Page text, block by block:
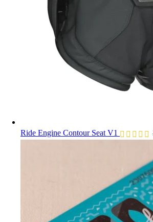
Ride Engine Contour Seat V1